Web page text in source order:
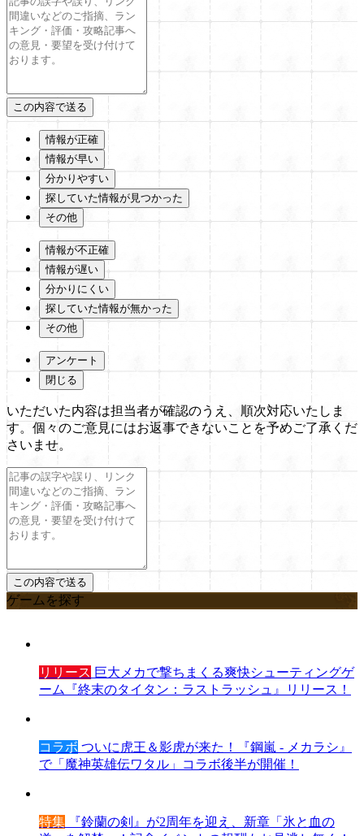
情報が正確
情報が早い
分かりやすい
探していた情報が見つかった
その他
情報が不正確
情報が遅い
分かりにくい
探していた情報が無かった
その他
アンケート
閉じる
いただいた内容は担当者が確認のうえ、順次対応いたしま
す。個々のご意見にはお返事できないことを予めご了承くだ
さいませ。
ゲームを探す
リリース 巨大メカで撃ちまくる爽快シューティングゲ
ーム『終末のタイタン：ラストラッシュ』リリース！
コラボ ついに虎王＆影虎が来た！『鋼嵐 - メカラシ』
で「魔神英雄伝ワタル」コラボ後半が開催！
特集 『鈴蘭の剣』が2周年を迎え、新章「氷と血の